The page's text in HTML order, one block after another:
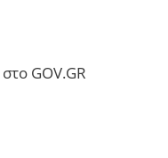
GOV.GR